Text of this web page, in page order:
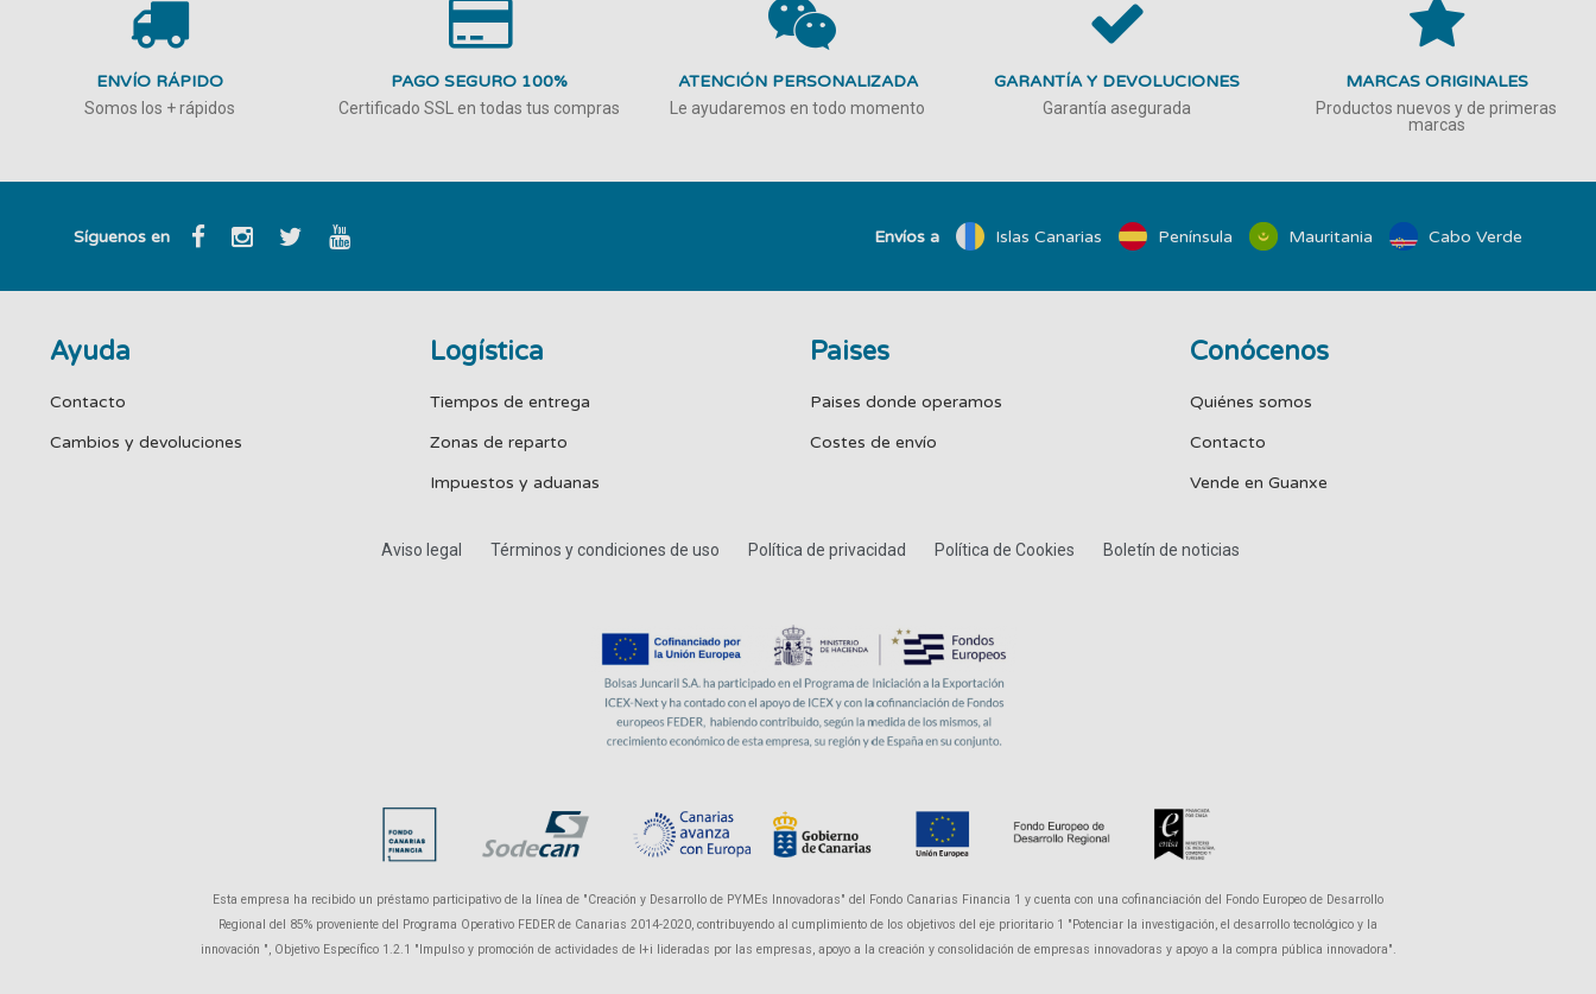
ENVÍO RÁPIDO
Somos los + rápidos
PAGO SEGURO 100%
Certificado SSL en todas tus compras
ATENCIÓN PERSONALIZADA
Le ayudaremos en todo momento
GARANTÍA Y DEVOLUCIONES
Garantía asegurada
MARCAS ORIGINALES
Productos nuevos y de primeras
marcas
Síguenos en Envíos a Islas Canarias Península Mauritania Cabo Verde
Ayuda
Contacto
Cambios y devoluciones
Logística
Tiempos de entrega
Zonas de reparto
Impuestos y aduanas
Paises
Paises donde operamos
Costes de envío
Conócenos
Quiénes somos
Contacto
Vende en Guanxe
Aviso legal Términos y condiciones de uso Política de privacidad Política de Cookies Boletín de noticias
Esta empresa ha recibido un préstamo participativo de la línea de "Creación y Desarrollo de PYMEs Innovadoras" del Fondo Canarias Financia 1 y cuenta con una cofinanciación del Fondo Europeo de Desarrollo
Regional del 85% proveniente del Programa Operativo FEDER de Canarias 2014-2020, contribuyendo al cumplimiento de los objetivos del eje prioritario 1 "Potenciar la investigación, el desarrollo tecnológico y la
innovación ", Objetivo Específico 1.2.1 "Impulso y promoción de actividades de I+i lideradas por las empresas, apoyo a la creación y consolidación de empresas innovadoras y apoyo a la compra pública innovadora".